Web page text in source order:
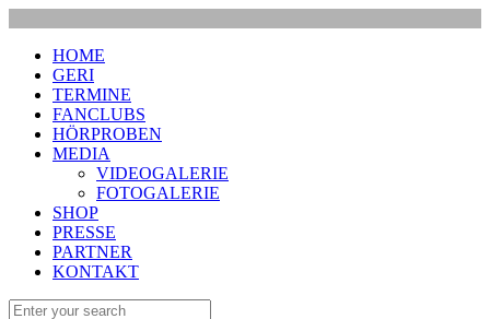
HOME
GERI
TERMINE
FANCLUBS
HÖRPROBEN
MEDIA
VIDEOGALERIE
FOTOGALERIE
SHOP
PRESSE
PARTNER
KONTAKT